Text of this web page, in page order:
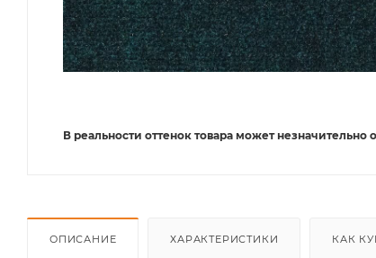
В реальности оттенок товара может незначительно
ОПИСАНИЕ ХАРАКТЕРИСТИКИ КАК